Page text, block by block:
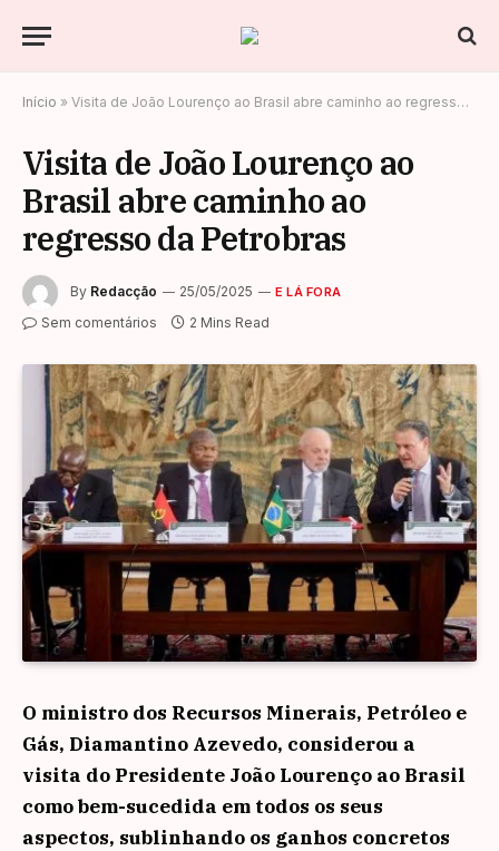
Início » Visita de João Lourenço ao Brasil abre caminho ao regresso da Petrobras
Visita de João Lourenço ao
Brasil abre caminho ao
regresso da Petrobras
By Redacção 25/05/2025 E LÁ FORA
Sem comentários 2 Mins Read
O ministro dos Recursos Minerais, Petróleo e
Gás, Diamantino Azevedo, considerou a
visita do Presidente João Lourenço ao Brasil
como bem-sucedida em todos os seus
aspectos, sublinhando os ganhos concretos